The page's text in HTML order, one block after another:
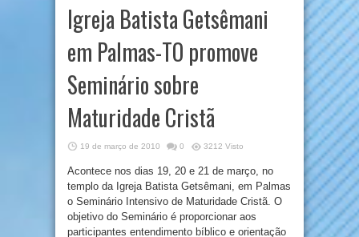
Igreja Batista Getsêmani
em Palmas-TO promove
Seminário sobre
Maturidade Cristã
19 de março de 2010 0 3212 Visto
Acontece nos dias 19, 20 e 21 de março, no
templo da Igreja Batista Getsêmani, em Palmas
o Seminário Intensivo de Maturidade Cristã. O
objetivo do Seminário é proporcionar aos
participantes entendimento bíblico e orientação